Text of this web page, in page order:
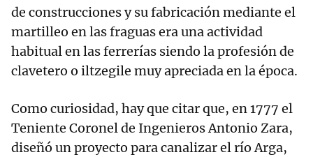
de construcciones y su fabricación mediante el
martilleo en las fraguas era una actividad
habitual en las ferrerías siendo la profesión de
clavetero o iltzegile muy apreciada en la época.
Como curiosidad, hay que citar que, en 1777 el
Teniente Coronel de Ingenieros Antonio Zara,
diseñó un proyecto para canalizar el río Arga,